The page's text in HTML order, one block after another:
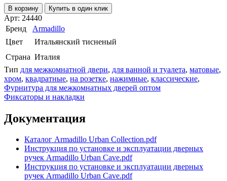
В корзину Купить в один клик
Арт: 24440
Бренд
Armadillo
Цвет
Итальянский тисненый
Страна Италия
Тип для межкомнатной двери, для ванной и туалета, матовые,
хром, квадратные, на розетке, нажимные, классические,
Фурнитура для межкомнатных дверей оптом
Фиксаторы и накладки
Документация
Каталог Armadillo Urban Collection.pdf
Инструкция по установке и эксплуатации дверных
ручек Armadillo Urban Cave.pdf
Инструкция по установке и эксплуатации дверных
ручек Armadillo Urban Cave.pdf